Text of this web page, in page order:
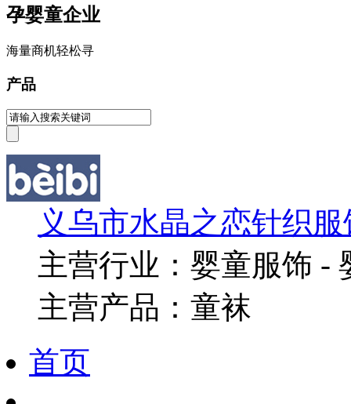
孕婴童企业
海量商机轻松寻
产品
义乌市水晶之恋针织
主营行业：婴童服饰 -
主营产品：童袜
首页